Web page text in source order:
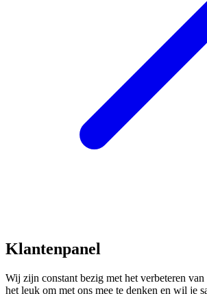
Klantenpanel
Wij zijn constant bezig met het verbeteren
het leuk om met ons mee te denken en wil je